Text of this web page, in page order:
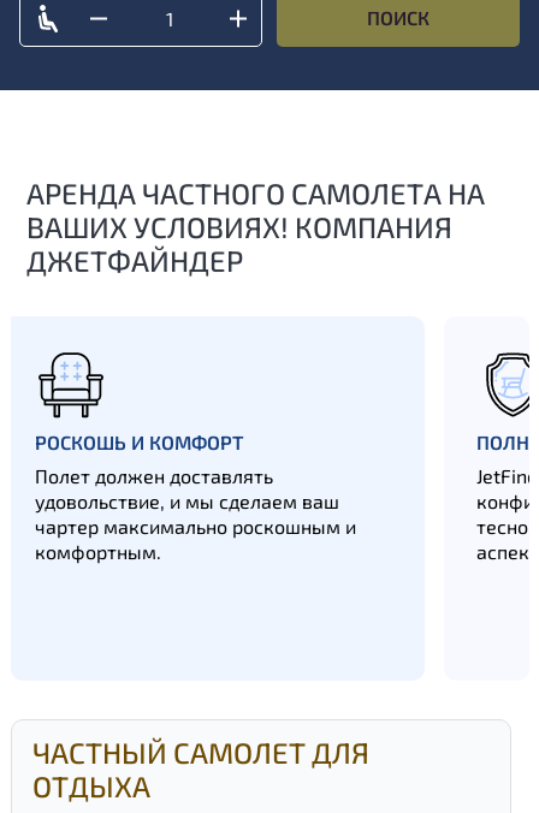
ПОИСК
АРЕНДА ЧАСТНОГО САМОЛЕТА НА
ВАШИХ УСЛОВИЯХ! КОМПАНИЯ
ДЖЕТФАЙНДЕР
РОСКОШЬ И КОМФОРТ
Полет должен доставлять
удовольствие, и мы сделаем ваш
чартер максимально роскошным и
комфортным.
тесно
ЧАСТНЫЙ САМОЛЕТ ДЛЯ
ОТДЫХА